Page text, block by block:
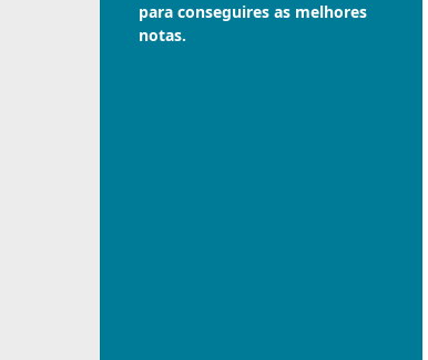
para conseguires as melhores
notas.